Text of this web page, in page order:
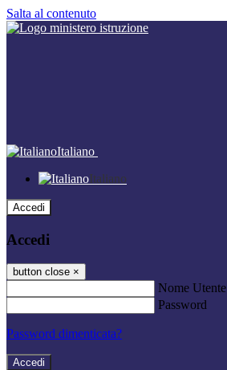
Salta al contenuto
Italiano
Italiano
Accedi
Accedi
button close ×
Nome Utente
Password
Password dimenticata?